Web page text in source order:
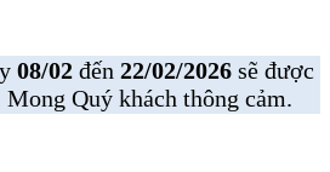
08/02đến 22/02/2026sẽ được
Mong Quý khách thông cảm.